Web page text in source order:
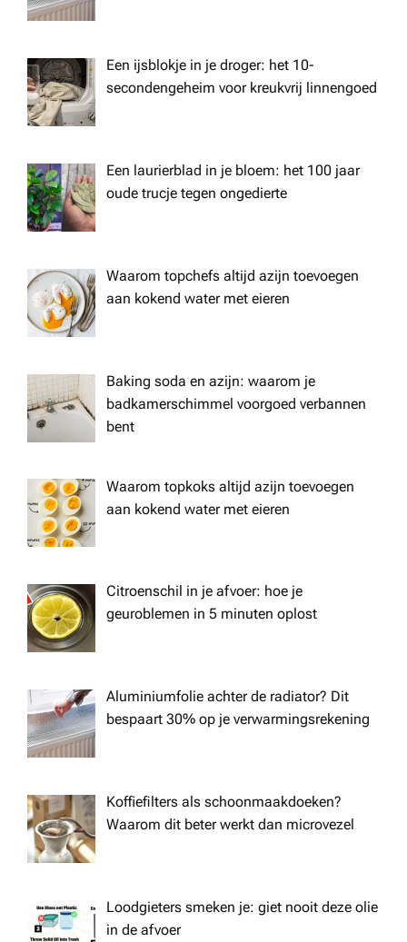
Een ijsblokje in je droger: het 10-
secondengeheim voor kreukvrij linnengoed
Een laurierblad in je bloem: het 100 jaar
oude trucje tegen ongedierte
Waarom topchefs altijd azijn toevoegen
aan kokend water met eieren
Baking soda en azijn: waarom je
badkamerschimmel voorgoed verbannen
bent
Waarom topkoks altijd azijn toevoegen
aan kokend water met eieren
Citroenschil in je afvoer: hoe je
geuroblemen in 5 minuten oplost
Aluminiumfolie achter de radiator? Dit
bespaart 30% op je verwarmingsrekening
Koffiefilters als schoonmaakdoeken?
Waarom dit beter werkt dan microvezel
Loodgieters smeken je: giet nooit deze olie
in de afvoer